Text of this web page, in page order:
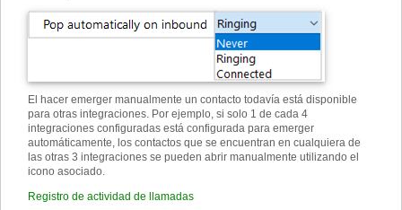
El hacer emerger manualmente un contacto todavía está disponible
para otras integraciones. Por ejemplo, si solo 1 de cada 4
integraciones configuradas está configurada para emerger
automáticamente, los contactos que se encuentran en cualquiera de
las otras 3 integraciones se pueden abrir manualmente utilizando el
icono asociado.
Registro de actividad de llamadas